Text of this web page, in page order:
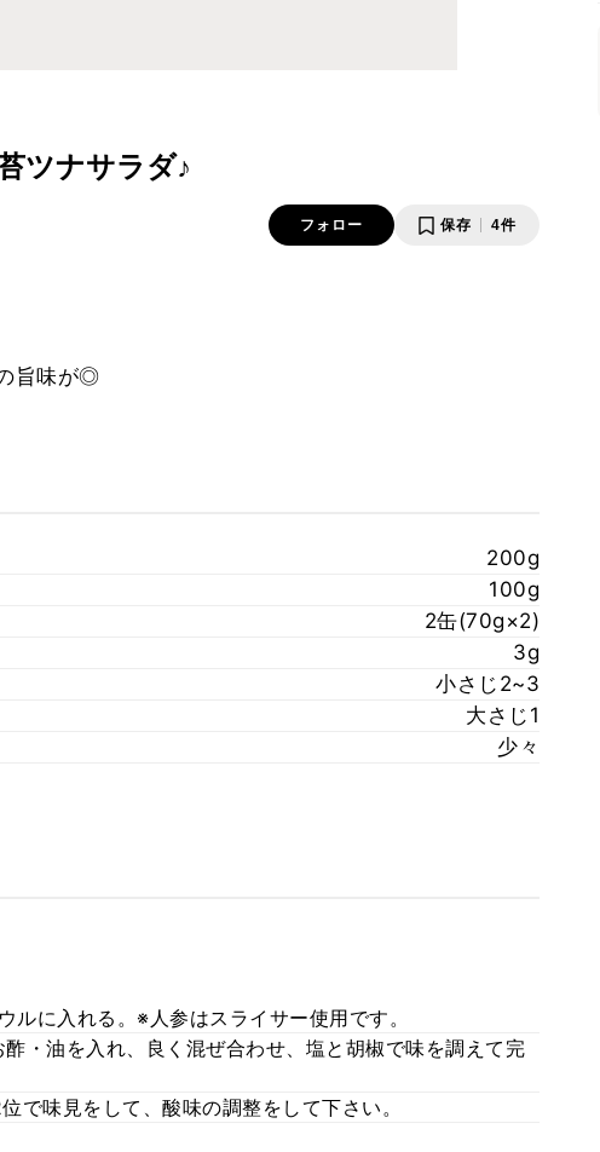
ツナサラダ♪
フォロー 保存 4件
旨味が◎
200g
100g
2缶(70g×2)
3g
小さじ2~3
大さじ1
少々
ルに入れる。※人参はスライサー使用です。
・油を入れ、良く混ぜ合わせ、塩と胡椒で味を調えて完
で味見をして、酸味の調整をして下さい。